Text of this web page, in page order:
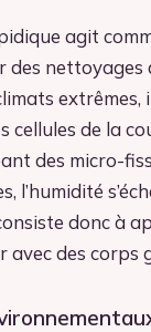
agit
des nettoyages
extrêmes,
cellules de la
des micro-
l’humidité
donc à
avec des corps